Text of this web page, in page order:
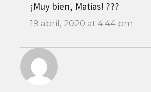
¡Muy bien, Matias! ???
19 abril, 2020 at 4:44 pm